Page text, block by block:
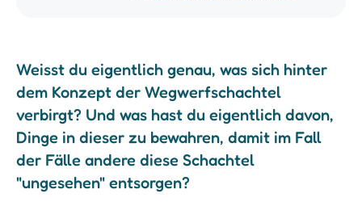
Weisst du eigentlich genau, was sich hinter
dem Konzept der Wegwerfschachtel
verbirgt? Und was hast du eigentlich davon,
Dinge in dieser zu bewahren, damit im Fall
der Fälle andere diese Schachtel
"ungesehen" entsorgen?